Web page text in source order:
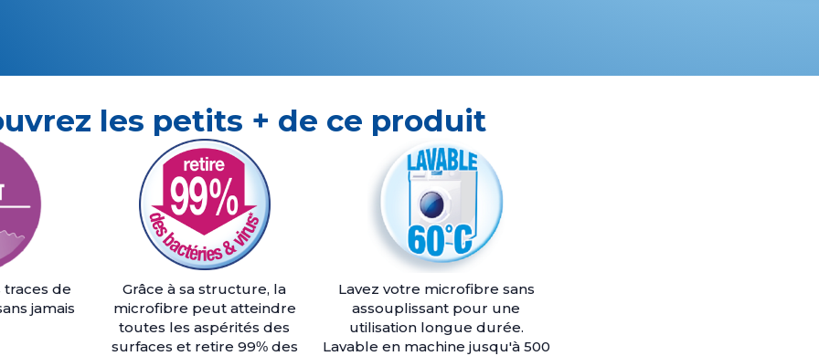
les petits + de ce produit
traces de
jamais
Grâce à sa structure, la
microfibre peut atteindre
toutes les aspérités des
surfaces et retire 99% des
Lavez votre microfibre sans
assouplissant pour une
utilisation longue durée.
Lavable en machine jusqu'à 500